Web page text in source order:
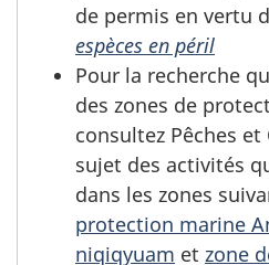
de permis en vertu
espèces en péril
Pour la recherche
des zones de
consultez Pêches et
sujet des activités
dans les zones
protection marine
niqiqyuam et zone